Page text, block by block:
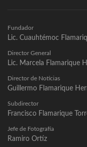
Fundador
Lic. Cuauhtémoc
Director General
Lic. Marcela Flamarique
Director de Noticias
Guillermo Flamarique
Subdirector
Francisco Flamarique
Jefe de Fotografía
Ramiro Ortíz